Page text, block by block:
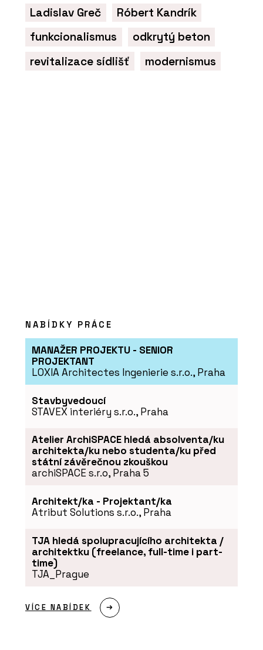
Ladislav Greč
Róbert Kandrík
funkcionalismus
odkrytý beton
revitalizace sídlišť
modernismus
NABÍDKY PRÁCE
MANAŽER PROJEKTU - SENIOR
PROJEKTANT
LOXIA Architectes Ingenierie s.r.o., Praha
Stavbyvedoucí
STAVEX interiéry s.r.o., Praha
Atelier ArchiSPACE hledá absolventa/ku
architekta/ku nebo studenta/ku před
státní závěrečnou zkouškou
archiSPACE s.r.o, Praha 5
Architekt/ka - Projektant/ka
Atribut Solutions s.r.o., Praha
TJA hledá spolupracujícího architekta /
architektku (freelance, full-time i part-
time)
TJA_Prague
VÍCE NABÍDEK